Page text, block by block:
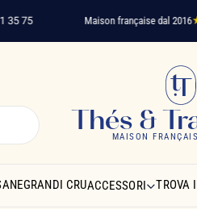
Maison française dal 2016
Thés &
MAISON
GRANDI CRUACCESSORI TROVA